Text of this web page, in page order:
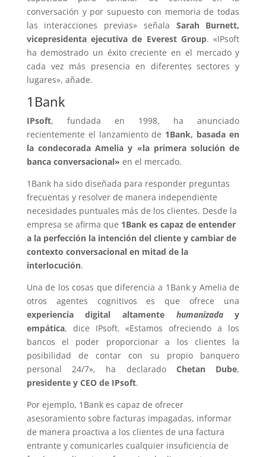
conversación y por supuesto con memoria de todas
las interacciones previas» señala Sarah Burnett,
vicepresidenta ejecutiva de Everest Group. «IPsoft
ha demostrado un éxito creciente en el mercado y
cada vez más presencia en diferentes sectores y
lugares», añade.
1Bank
IPsoft, fundada en 1998, ha anunciado
recientemente el lanzamiento de 1Bank, basada en
la condecorada Amelia y «la primera solución de
banca conversacional» en el mercado.
1Bank ha sido diseñada para responder preguntas
frecuentas y resolver de manera independiente
necesidades puntuales más de los clientes. Desde la
empresa se afirma que 1Bank es capaz de entender
a la perfección la intención del cliente y cambiar de
contexto conversacional en mitad de la
interlocución.
Una de los cosas que diferencia a 1Bank y Amelia de
otros agentes cognitivos es que ofrece una
experiencia digital altamente humanizaday
empática, dice IPsoft. «Estamos ofreciendo a los
bancos el poder proporcionar a los clientes la
posibilidad de contar con su propio banquero
personal 24/7», ha declarado Chetan Dube,
presidente y CEO de IPsoft.
Por ejemplo, 1Bank es capaz de ofrecer
asesoramiento sobre facturas impagadas, informar
de manera proactiva a los clientes de una factura
entrante y comunicarles cualquier insuficiencia de